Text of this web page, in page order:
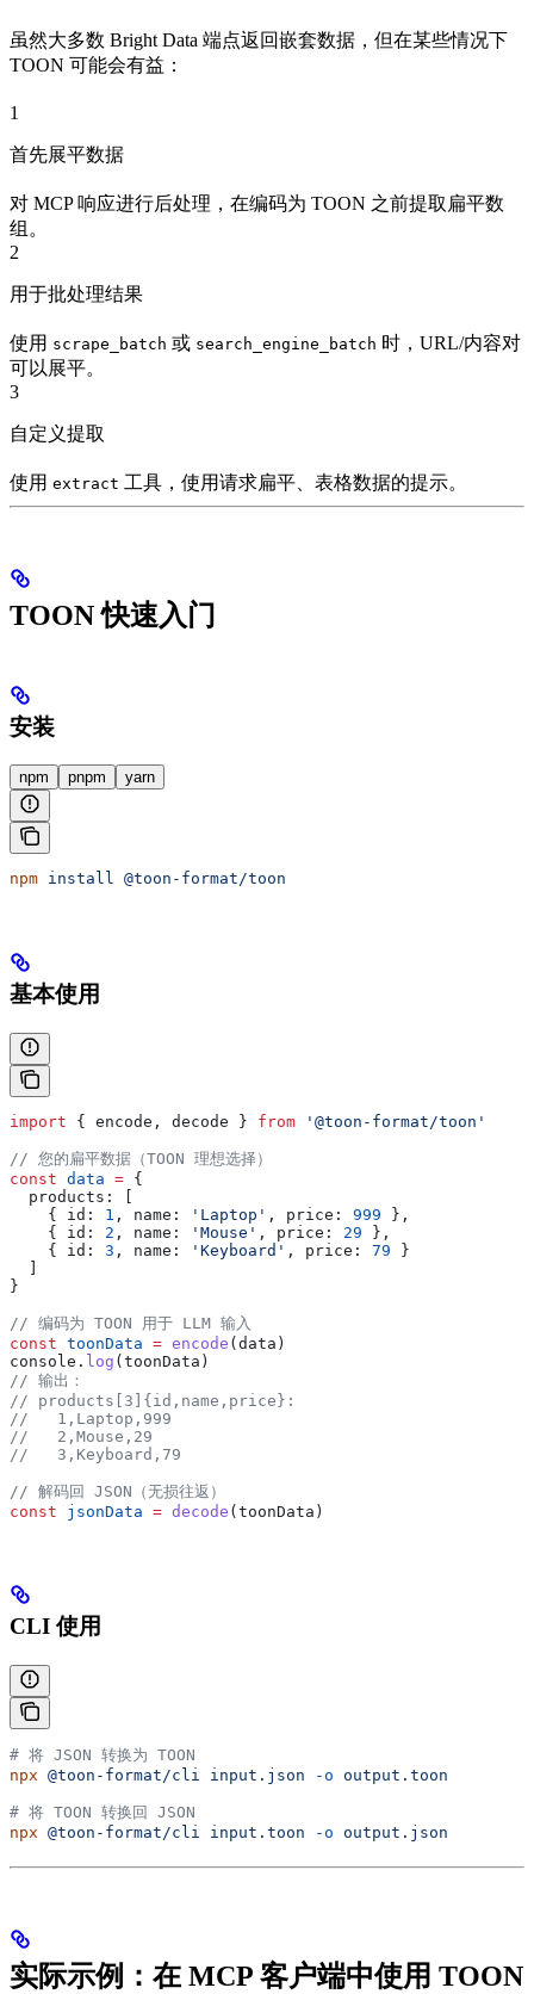
虽然大多数 Bright Data 端点返回嵌套数据，但在某些情况下
TOON 可能会有益：
1
首先展平数据
对 MCP 响应进行后处理，在编码为 TOON 之前提取扁平数
组。
2
用于批处理结果
使用 scrape_batch 或 search_engine_batch 时，URL/内容对
可以展平。
3
自定义提取
使用 extract 工具，使用请求扁平、表格数据的提示。
TOON 快速入门
安装
npm pnpm yarn
npm install @toon-format/toon
基本使用
import { encode , decode } from '@toon-format/toon'
// 您的扁平数据（TOON 理想选择）
const data = {
  products:
[
    {
id: 1 , name: 'Laptop' , price: 999 },
    {
id: 2 , name: 'Mouse' , price: 29 },
    {
id: 3 , name: 'Keyboard' , price: 79 }
  ]
}
// 编码为 TOON 用于 LLM 输入
const toonData = encode (data )
console . log (toonData )
// 输出：
// products[3]{id,name,price}:
//   1,Laptop,999
//   2,Mouse,29
//   3,Keyboard,79
// 解码回 JSON（无损往返）
const jsonData = decode (toonData )
CLI 使用
# 将 JSON 转换为 TOON
npx @toon-format/cli input.json -o output.toon
# 将 TOON 转换回 JSON
npx @toon-format/cli input.toon -o output.json
实际示例：在 MCP 客户端中使用 TOON